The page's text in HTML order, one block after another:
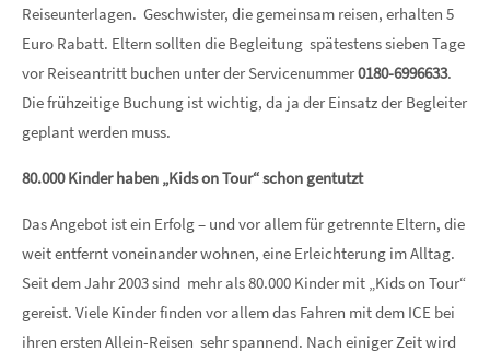
Reiseunterlagen. Geschwister, die gemeinsam reisen, erhalten 5
Euro Rabatt. Eltern sollten die Begleitung spätestens sieben Tage
vor Reiseantritt buchen unter der Servicenummer0180-6996633.
Die frühzeitige Buchung ist wichtig, da ja der Einsatz der Begleiter
geplant werden muss.
80.000 Kinder haben „Kids on Tour“ schon gentutzt
Das Angebot ist ein Erfolg – und vor allem für getrennte Eltern, die
weit entfernt voneinander wohnen, eine Erleichterung im Alltag.
Seit dem Jahr 2003 sind mehr als 80.000 Kinder mit „Kids on Tour“
gereist. Viele Kinder finden vor allem das Fahren mit dem ICE bei
ihren ersten Allein-Reisen sehr spannend. Nach einiger Zeit wird